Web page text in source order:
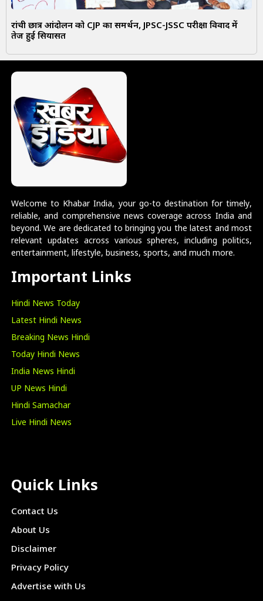
रांची छात्र आंदोलन को CJP का समर्थन, JPSC-JSSC परीक्षा विवाद में
तेज हुई सियासत
Welcome to Khabar India, your go-to destination for timely,
reliable, and comprehensive news coverage across India and
beyond. We are dedicated to bringing you the latest and most
relevant updates across various spheres, including politics,
entertainment, lifestyle, business, sports, and much more.
Important Links
Hindi News Today
Latest Hindi News
Breaking News Hindi
Today Hindi News
India News Hindi
UP News Hindi
Hindi Samachar
Live Hindi News
Quick Links
Contact Us
About Us
Disclaimer
Privacy Policy
Advertise with Us